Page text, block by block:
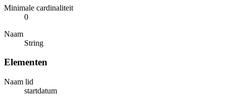
Minimale cardinaliteit
0
Naam
String
Elementen
Naam lid
startdatum